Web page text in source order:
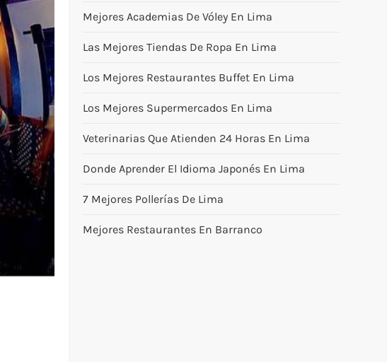
Mejores Academias De Vóley En Lima
Las Mejores Tiendas De Ropa En Lima
Los Mejores Restaurantes Buffet En Lima
Los Mejores Supermercados En Lima
Veterinarias Que Atienden 24 Horas En Lima
Donde Aprender El Idioma Japonés En Lima
7 Mejores Pollerías De Lima
Mejores Restaurantes En Barranco